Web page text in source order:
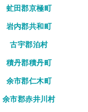
虻田郡京極町
岩内郡共和町
古宇郡泊村
積丹郡積丹町
余市郡仁木町
余市郡赤井川村